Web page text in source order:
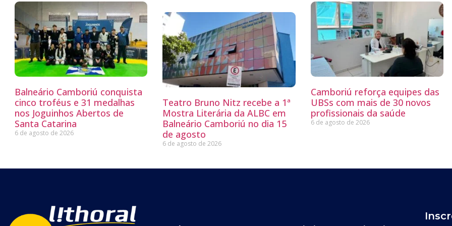
Balneário Camboriú conquista
cinco troféus e 31 medalhas
nos Joguinhos Abertos de
Santa Catarina
6 de agosto de 2026
Teatro Bruno Nitz recebe a 1ª
Mostra Literária da ALBC em
Balneário Camboriú no dia 15
de agosto
6 de agosto de 2026
Camboriú reforça equipes das
UBSs com mais de 30 novos
profissionais da saúde
6 de agosto de 2026